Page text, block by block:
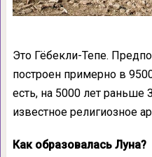
Это Гёбекли-Тепе.
построен примерно в
есть, на 5000 лет раньше
известное религиозное
Как образовалась Луна?